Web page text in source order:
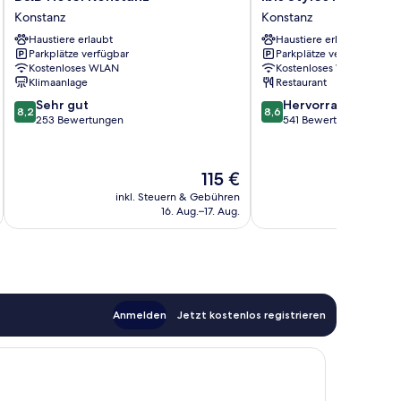
Hotel
Konstanz
Konstanz
Konstanz
Haustiere erlaubt
Parkplätze verfügbar
Kostenloses WLAN
Klimaanlage
8.2
von
8,2 Sehr gut
253 Bewertungen
Der
Preis
beträgt
115 €
inkl. Steuern & Gebühren
16. Aug.–17. Aug.
Styles
Konstanz
Konstanz
Konstanz
Haustiere erlaubt
Parkplätze verfügbar
Kostenloses WLAN
Restaurant
8.6
von
8,6 Hervorragend
541 Bewertungen
Anmelden Jetzt kostenlos registrieren